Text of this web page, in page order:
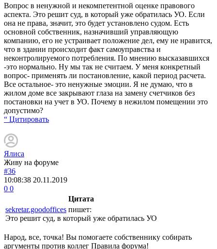
Вопрос в ненужной и некомпетентной оценке правового
аспекта. Это решит суд, в который уже обратилась УО. Если
она не права, значит, это будет установлено судом. Есть
основной собственник, назначивший управляющую
компанию, его не устраивает положение дел, ему не нравится,
что в здании происходит факт самоуправства и
неконтролируемого потребления. По мнению высказавшихся
-это нормально. Ну мы так не считаем. У меня конкретный
вопрос- применять ли постановление, какой период расчета.
Все остальное- это ненужные эмоции. Я не думаю, что в
жилом доме все закрывают глаза на замену счетчиков без
постановки на учет в УО. Почему в нежилом помещении это
допустимо?
“ Цитировать
Ялиса
Живу на форуме
#36
10:08:38 20.11.2019
0 0
Цитата
sekretar.goodoffices пишет:
Это решит суд, в который уже обратилась УО
Народ, все, точка! Вы помогаете собственнику собирать
аргументы против коллег Правила форума!